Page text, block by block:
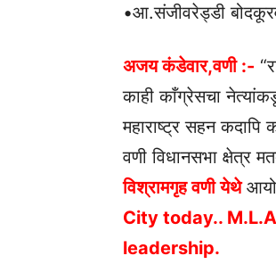
•आ.संजीवरेड्डी
अजय कंडेवार,वणी :-
काही काँग्रेसचा
महाराष्ट्र सहन
वणी विधानसभा क्षेत्र
विश्रामगृह वणी येथे
City today..
leadership.